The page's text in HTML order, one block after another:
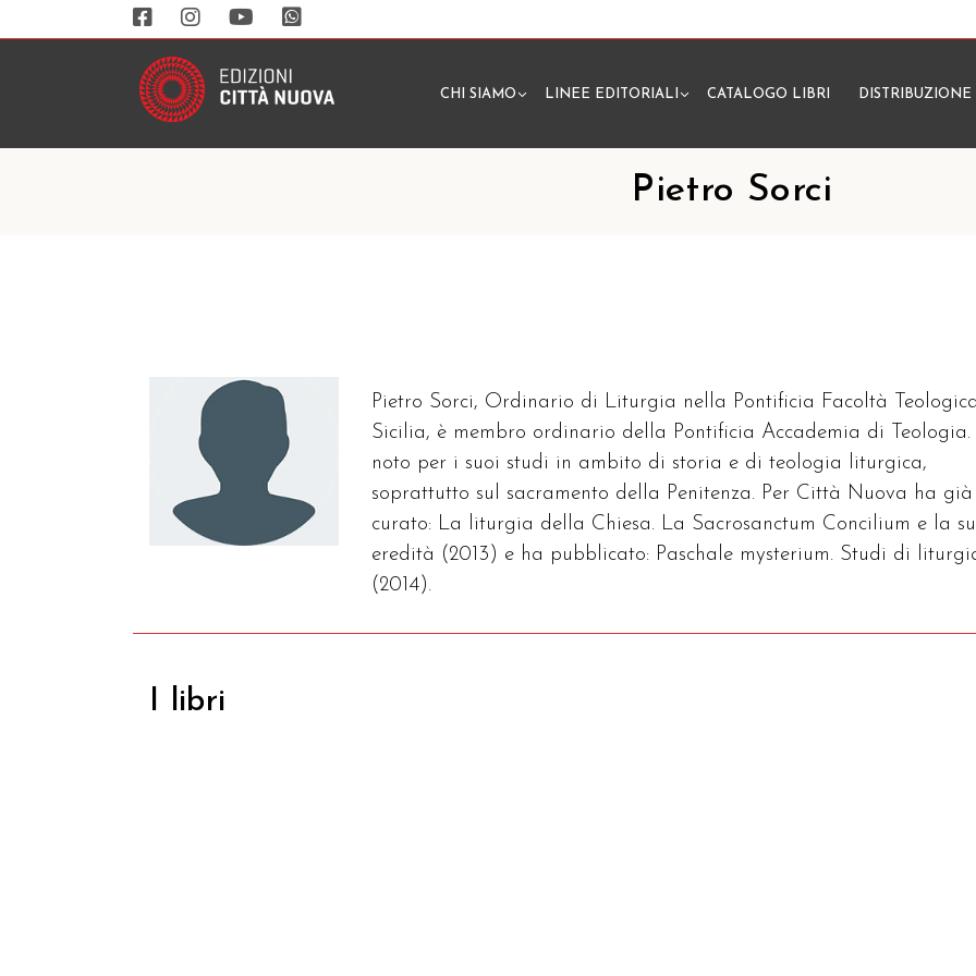
CHI SIAMO LINEE EDITORIALI CATALOGO LIBRI DISTRIBUZIONE
Pietro Sorci
Pietro Sorci, Ordinario di Liturgia nella Pontificia Facoltà
Sicilia, è membro ordinario della Pontificia Accademia di Teologia.
noto per i suoi studi in ambito di storia e di teologia liturgica,
soprattutto sul sacramento della Penitenza. Per Città Nuova ha già
curato: La liturgia della Chiesa. La Sacrosanctum Concilium e la
eredità (2013) e ha pubblicato: Paschale mysterium. Studi di
(2014).
I libri